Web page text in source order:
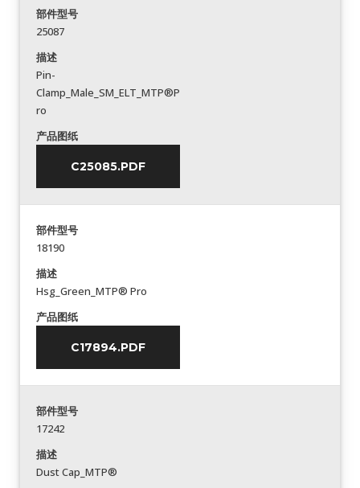
部件型号
25087
描述
Pin-
Clamp_Male_SM_ELT_MTP®P
ro
产品图纸
C25085.PDF
部件型号
18190
描述
Hsg_Green_MTP® Pro
产品图纸
C17894.PDF
部件型号
17242
描述
Dust Cap_MTP®